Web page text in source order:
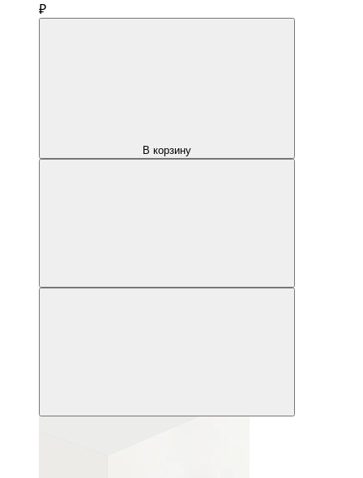
₽
В корзину